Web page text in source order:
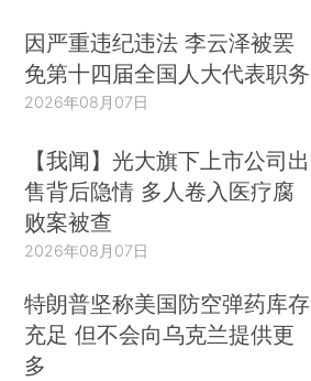
因严重违纪违法 李云泽被罢
免第十四届全国人大代表职务
2026年08月07日
【我闻】光大旗下上市公司出
售背后隐情 多人卷入医疗腐
败案被查
2026年08月07日
特朗普坚称美国防空弹药库存
充足 但不会向乌克兰提供更
多